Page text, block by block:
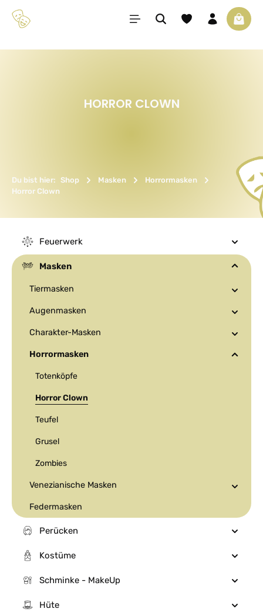
Zum Hauptinhalt springen Du hast 0 Produkte
HORROR CLOWN
Du bist hier: Shop Masken
Horrormasken
Horror Clown
Feuerwerk
Masken
Tiermasken
Augenmasken
Charakter-Masken
Horrormasken
Totenköpfe
Horror Clown
Teufel
Grusel
Zombies
Venezianische Masken
Federmasken
Perücken
Kostüme
Schminke - MakeUp
Hüte